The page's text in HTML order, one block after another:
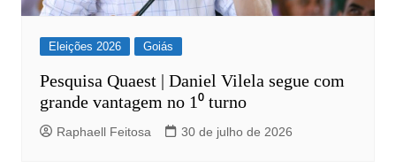
Eleições 2026 Goiás
Pesquisa Quaest | Daniel Vilela segue com
grande vantagem no 1⁰ turno
Raphaell Feitosa 30 de julho de 2026